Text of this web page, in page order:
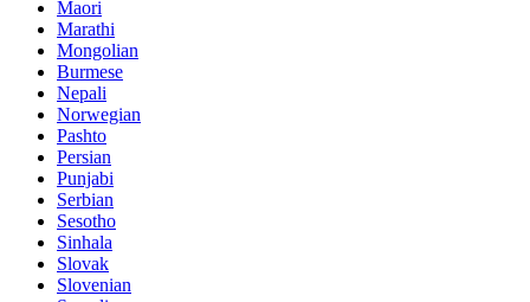
Maori
Marathi
Mongolian
Burmese
Nepali
Norwegian
Pashto
Persian
Punjabi
Serbian
Sesotho
Sinhala
Slovak
Slovenian